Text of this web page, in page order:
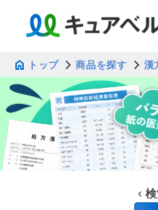
トップ 商品を探す 漢